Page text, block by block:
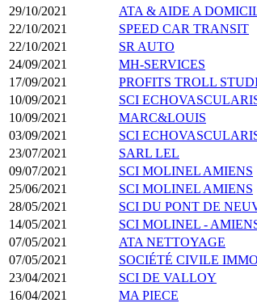
29/10/2021
ATA & AIDE A
22/10/2021
SPEED CAR TRANSIT
22/10/2021
SR AUTO
24/09/2021
MH-SERVICES
17/09/2021
PROFITS TROLL
10/09/2021
SCI
10/09/2021
MARC&LOUIS
03/09/2021
SCI
23/07/2021
SARL LEL
09/07/2021
SCI MOLINEL AMIENS
25/06/2021
SCI MOLINEL AMIENS
28/05/2021
SCI DU PONT DE
14/05/2021
SCI MOLINEL -
07/05/2021
ATA NETTOYAGE
07/05/2021
SOCIÉTÉ CIVILE
23/04/2021
SCI DE VALLOY
16/04/2021
MA PIECE